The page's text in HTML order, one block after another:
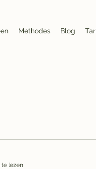
Methodes Blog
te lezen